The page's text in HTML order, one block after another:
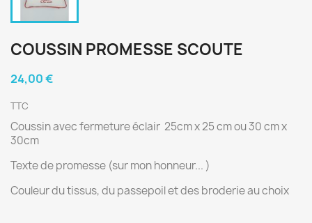
COUSSIN PROMESSE SCOUTE
24,00 €
TTC
Coussin avec fermeture éclair 25cm x 25 cm ou 30 cm x
30cm
Texte de promesse (sur mon honneur... )
Couleur du tissus, du passepoil et des broderie au choix